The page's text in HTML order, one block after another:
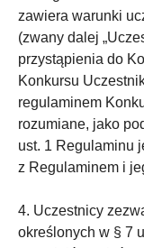
zawiera warunki
(zwany dalej
przystąpienia do
Konkursu
regulaminem
rozumiane, jako
ust. 1 Regulaminu
z Regulaminem i
4. Uczestnicy
określonych w § 7